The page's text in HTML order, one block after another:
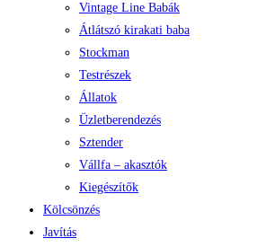
Vintage Line Babák
Átlátszó kirakati baba
Stockman
Testrészek
Állatok
Üzletberendezés
Sztender
Vállfa – akasztók
Kiegészítők
Kölcsönzés
Javítás